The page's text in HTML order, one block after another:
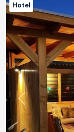
Previous
Hotel